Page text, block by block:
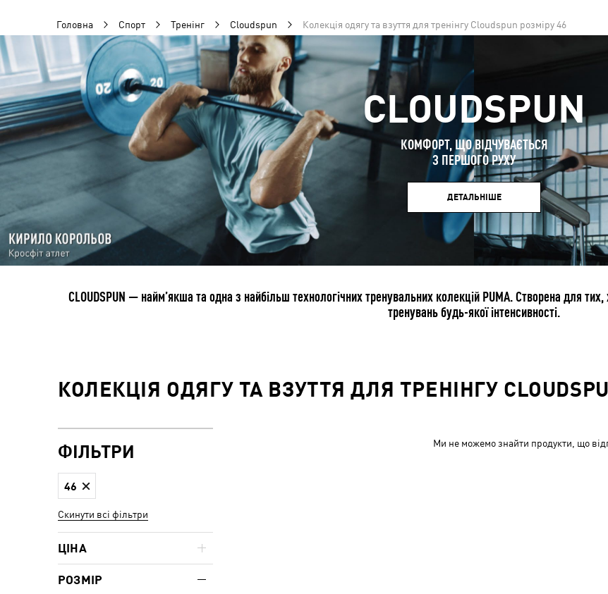
Головна Спорт Тренінг Cloudspun Колекція одягу та взуття для тренінгу Cloudspun розміру 46
CLOUDSPUN
КОМФОРТ, ЩО ВІДЧУВАЄТЬСЯ
З ПЕРШОГО РУХУ
ДЕТАЛЬНІШЕ
CLOUDSPUN — найм’якша та одна з найбільш технологічних тренувальних колекцій PUMA. Створена для
тренувань будь-якої інтенсивності.
КОЛЕКЦІЯ ОДЯГУ ТА ВЗУТТЯ ДЛЯ ТРЕНІНГУ
Ми не можемо знайти продукти, що
ФІЛЬТРИ
46
Скинути всі фільтри
ЦІНА
РОЗМІР